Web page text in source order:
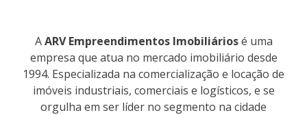
AARV Empreendimentos Imobiliáriosé uma
empresa que atua no mercado imobiliário desde
1994. Especializada na comercialização e locação de
imóveis industriais, comerciais e logísticos, e se
orgulha em ser líder no segmento na cidade